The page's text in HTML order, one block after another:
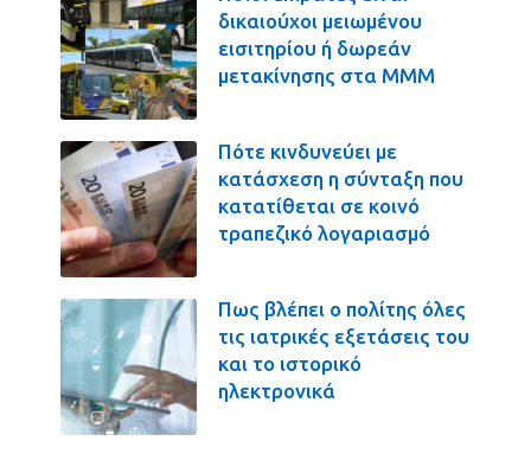
δικαιούχοι μειωμένου
εισιτηρίου ή δωρεάν
μετακίνησης στα ΜΜΜ
Πότε κινδυνεύει με
κατάσχεση η σύνταξη που
κατατίθεται σε κοινό
τραπεζικό λογαριασμό
Πως βλέπει ο πολίτης όλες
τις ιατρικές εξετάσεις του
και το ιστορικό
ηλεκτρονικά